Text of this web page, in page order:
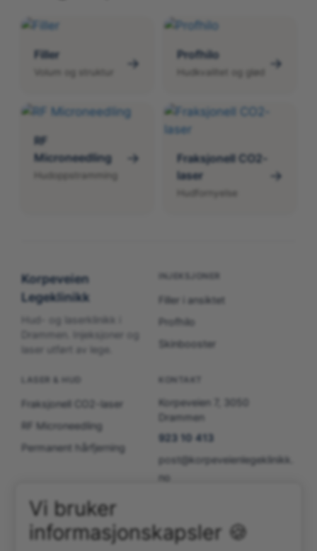
Filler → Profhilo
Hudkvalitet og glød →
RF
Microneedling
Hudoppstramming
→
Fraksjonell CO2-
laser
Hudfornyelse
→
Korpeveien
Legeklinikk
Hud- og laserklinikk i
Drammen. Injeksjoner og
laser utført av lege.
INJEKSJONER
Filler i ansiktet
Profhilo
Skinbooster
LASER & HUD
Fraksjonell CO2-laser
RF Microneedling
Permanent hårfjerning
KONTAKT
Korpeveien 7, 3050
Drammen
923 10 413
post@korpeveienlegeklinikk.
no
© 2025 Korpeveien Legeklinikk AS · Org.nr: 825 893 822
Vi bruker
informasjonskapsler 🍪